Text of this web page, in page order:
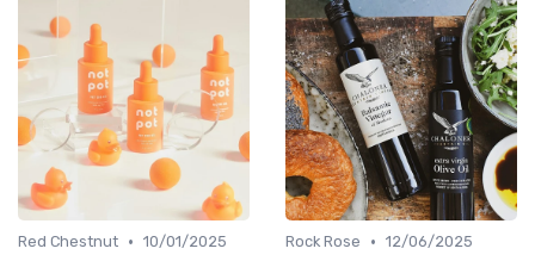
Red Chestnut • 10/01/2025
Rock Rose • 12/06/2025